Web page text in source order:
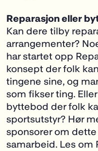
Reparasjon eller
Kan dere tilby
arrangementer?
har startet opp
konsept der folk
tingene sine, og
som fikser ting.
byttebod der folk
sportsutstyr? Hør
sponsorer om
samarbeid. Les om